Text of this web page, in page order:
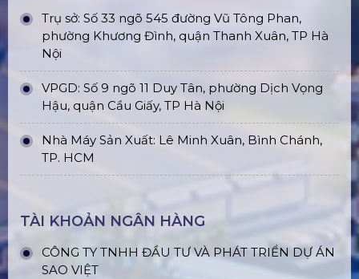
Trụ sở: Số 33 ngõ 545 đường Vũ Tông Phan,
phường Khương Đình, quận Thanh Xuân, TP Hà
Nội
VPGD: Số 9 ngõ 11 Duy Tân, phường Dịch Vọng
Hậu, quận Cầu Giấy, TP Hà Nội
Nhà Máy Sản Xuất: Lê Minh Xuân, Bình Chánh,
TP. HCM
TÀI KHOẢN NGÂN HÀNG
CÔNG TY TNHH ĐẦU TƯ VÀ PHÁT TRIỂN DỰ ÁN
SAO VIỆT